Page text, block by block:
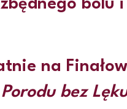
bólu
na
bez